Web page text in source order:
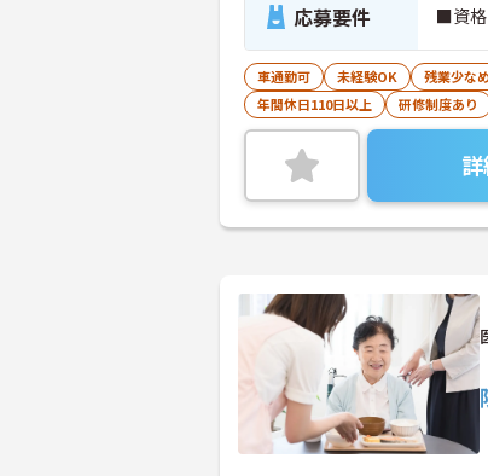
応募要件 ■資格
車通勤可 未経験OK 残業少な
年間休日110日以上
研修制度あり